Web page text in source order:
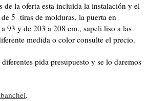
oferta esta incluida la instalación y el
5 tiras de molduras, la puerta en
93 y de 203 a 208 cm., sapeli liso a las
medida o color consulte el precio.
pida presupuesto y se lo daremos
.